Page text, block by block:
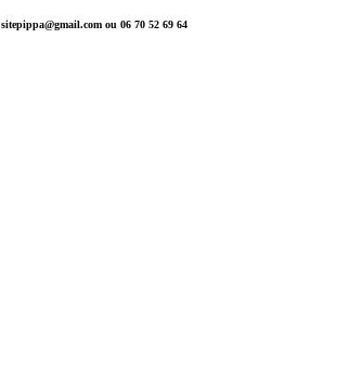
sitepippa@gmail.com ou 06 70 52 69 64